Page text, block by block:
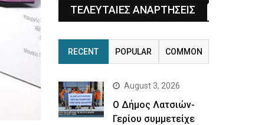
ΤΕΛΕΥΤΑΙΕΣ ΑΝΑΡΤΗΣΕΙΣ
RECENT POPULAR COMMON
August 3, 2026
Ο Δήμος Λατσιών-
Γερίου συμμετείχε